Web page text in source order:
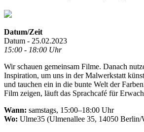
Datum/Zeit
Datum - 25.02.2023
15:00 - 18:00 Uhr
Wir schauen gemeinsam Filme. Danach
Inspiration, um uns in der Malwerkstatt
und tauchen ein in die bunte Welt der
Film zeigen, läuft das Sprachcafé für
Wann: samstags, 15:00–18:00 Uhr
Wo: Ulme35 (Ulmenallee 35, 14050 Berlin/